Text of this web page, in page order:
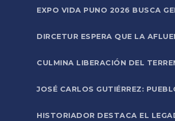
EXPO VIDA PUNO 2026 BUSCA
DIRCETUR ESPERA QUE LA
CULMINA LIBERACIÓN DEL
JOSÉ CARLOS GUTIÉRREZ:
HISTORIADOR DESTACA EL